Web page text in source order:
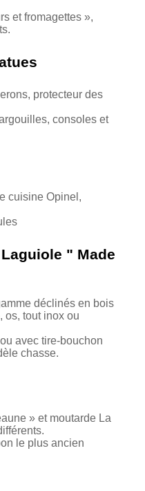
et fromagettes »,
protecteur des
consoles et
cuisine Opinel,
" Made
déclinés en bois
os, tout inox ou
avec tire-bouchon
chasse.
» et moutarde La
le plus ancien